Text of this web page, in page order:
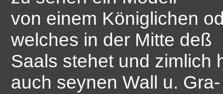
von einem Königlichen
welches in der Mitte deß
Saals stehet und zimlich
auch seynen Wall u. Gra-